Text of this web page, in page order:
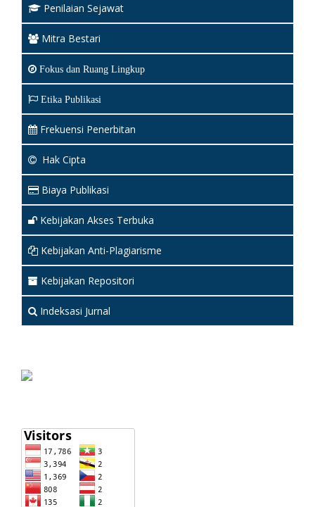
Penilaian Sejawat
Mitra Bestari
Fokus dan Ruang Lingkup
Etika Publikasi
Frekuensi Penerbitan
Hak Cipta
Biaya Publikasi
Kebijakan Akses Terbuka
Kebijakan Anti-Plagiarisme
Kebijakan Repositori
Indeksasi Jurnal